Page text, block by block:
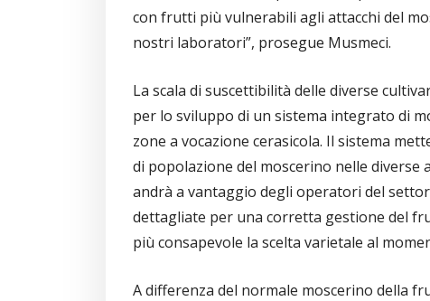
con frutti più vulnerabili agli attacchi del
nostri laboratori”, prosegue Musmeci.
La scala di suscettibilità delle diverse
per lo sviluppo di un sistema integrato di
zone a vocazione cerasicola. Il sistema
di popolazione del moscerino nelle diverse
andrà a vantaggio degli operatori del
dettagliate per una corretta gestione del
più consapevole la scelta varietale al
A differenza del normale moscerino della